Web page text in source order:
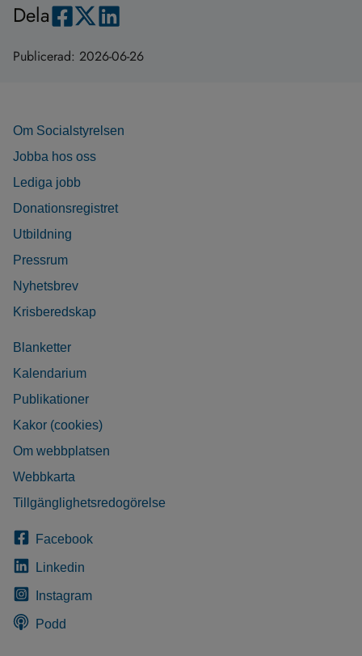
Dela
Publicerad: 2026-06-26
Om Socialstyrelsen
Jobba hos oss
Lediga jobb
Donationsregistret
Utbildning
Pressrum
Nyhetsbrev
Krisberedskap
Blanketter
Kalendarium
Publikationer
Kakor (cookies)
Om webbplatsen
Webbkarta
Tillgänglighetsredogörelse
Facebook
Linkedin
Instagram
Podd